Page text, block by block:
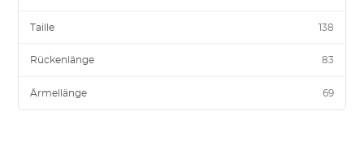
Taille 138
Rückenlänge 83
Ärmellänge 69